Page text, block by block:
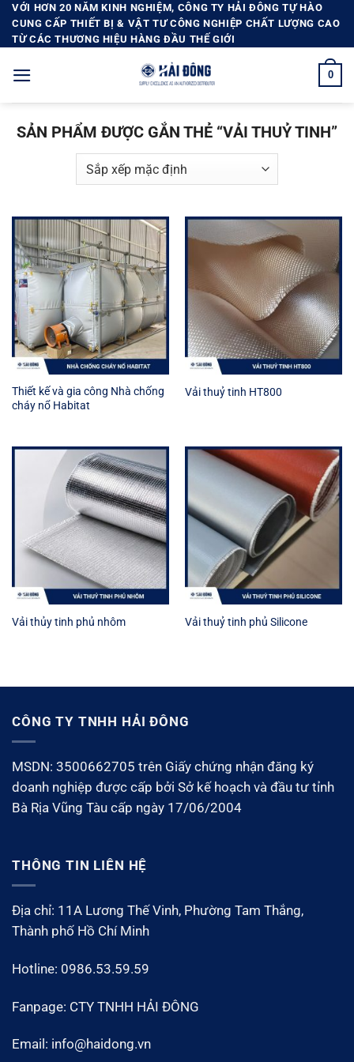
Bỏ
qua
nội
dung
VỚI HƠN 20 NĂM KINH NGHIỆM, CÔNG TY HẢI ĐÔNG TỰ HÀO
CUNG CẤP THIẾT BỊ & VẬT TƯ CÔNG NGHIỆP CHẤT LƯỢNG CAO
TỪ CÁC THƯƠNG HIỆU HÀNG ĐẦU THẾ GIỚI
0
SẢN PHẨM ĐƯỢC GẮN THẺ “VẢI THUỶ TINH”
Thiết kế và gia công Nhà chống
cháy nổ Habitat
Vải thuỷ tinh HT800
Vải thủy tinh phủ nhôm Vải thuỷ tinh phủ Silicone
CÔNG TY TNHH HẢI ĐÔNG
MSDN: 3500662705 trên Giấy chứng nhận đăng ký
doanh nghiệp được cấp bởi Sở kế hoạch và đầu tư tỉnh
Bà Rịa Vũng Tàu cấp ngày 17/06/2004
THÔNG TIN LIÊN HỆ
Địa chỉ: 11A Lương Thế Vinh, Phường Tam Thắng,
Thành phố Hồ Chí Minh
Hotline: 0986.53.59.59
Fanpage: CTY TNHH HẢI ĐÔNG
Email: info@haidong.vn